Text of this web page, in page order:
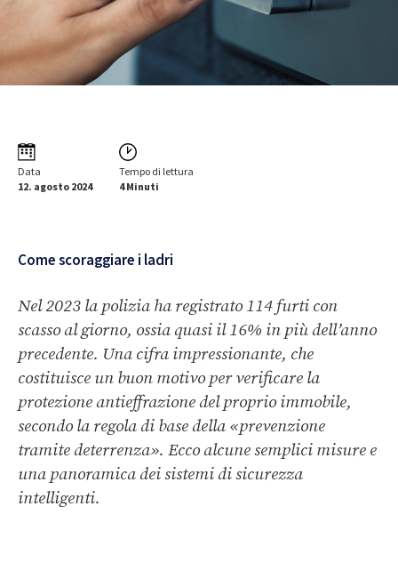
Data
12. agosto 2024
Tempo di lettura
4 Minuti
Come scoraggiare i ladri
Nel 2023 la polizia ha registrato 114 furti con
scasso al giorno, ossia quasi il 16% in più dell’anno
precedente. Una cifra impressionante, che
costituisce un buon motivo per verificare la
protezione antieffrazione del proprio immobile,
secondo la regola di base della «prevenzione
tramite deterrenza». Ecco alcune semplici misure e
una panoramica dei sistemi di sicurezza
intelligenti.